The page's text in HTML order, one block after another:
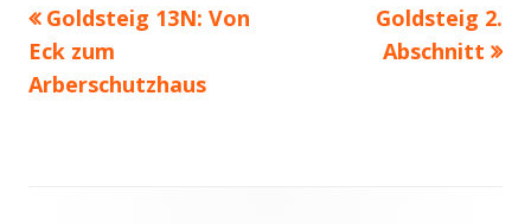
Beitragsnavigation
Vorheriger
Beitrag:
Goldsteig 13N: Von
Eck zum
Arberschutzhaus
Nächster
Beitrag
Goldsteig 2.
Abschnitt